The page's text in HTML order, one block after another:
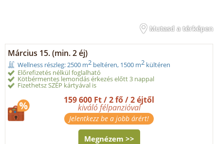
Mutasd a térképen
Március 15. (min. 2 éj)
Wellness részleg: 2500 m2 beltéren, 1500 m2 kültéren
Előrefizetés nélkül foglalható
Kötbérmentes lemondás érkezés előtt 3 nappal
Fizethetsz SZÉP kártyával is
159 600 Ft / 2 fő / 2 éjtől
kiváló félpanzióval
Jelentkezz be a jobb árért!
Megnézem >>